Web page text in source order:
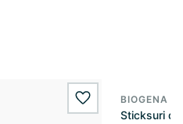
wishlist.add
BIOGENA
Sticksuri